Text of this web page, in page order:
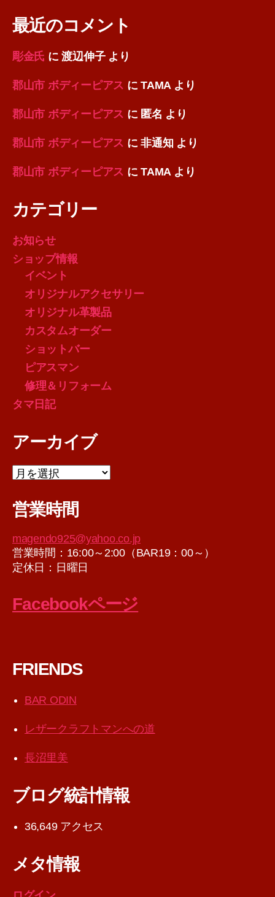
最近のコメント
彫金氏 に渡辺伸子より
郡山市 ボディーピアス にTAMAより
郡山市 ボディーピアス に 匿名 より
郡山市 ボディーピアス に非通知 より
郡山市 ボディーピアス にTAMAより
カテゴリー
お知らせ
ショップ情報
イベント
オリジナルアクセサリー
オリジナル革製品
カスタムオーダー
ショットバー
ピアスマン
修理＆リフォーム
タマ日記
アーカイブ
ア
イ
営業時間
magendo925@yahoo.co.jp
営業時間：16:00～2:00（BAR19：00～）
定休日：日曜日
Facebookページ
FRIENDS
BAR ODIN
レザークラフトマンへの道
長沼里美
ブログ統計情報
36,649 アクセス
メタ情報